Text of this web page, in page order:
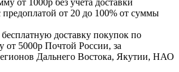
предоплатой от 20 до 100% от суммы
доставку покупок по
от 5000р Почтой России, за
Дальнего Востока, Якутии, НАО